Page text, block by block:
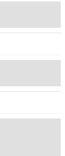
ます。
続きにつきま